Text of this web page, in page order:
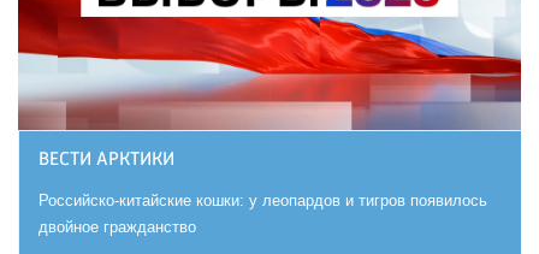
ВЕСТИ АРКТИКИ
Российско-китайские кошки: у леопардов и тигров появилось
двойное гражданство